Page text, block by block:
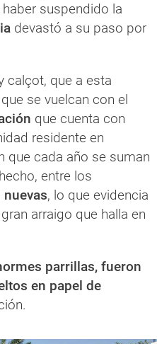
suspendido la
devastó a su paso por
calçot, que a esta
se vuelcan con el
que cuenta con
residente en
que cada año se suman
entre los
nuevas, lo que evidencia
arraigo que halla en
parrillas, fueron
en papel de